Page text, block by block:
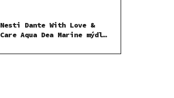
Nesti Dante With Love &
Care Aqua Dea Marine mýdlo